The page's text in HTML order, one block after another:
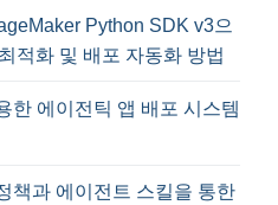
Python SDK v3으
적화 및 배포 자동화 방법
한 에이전틱 앱 배포 시스템
책과 에이전트 스킬을 통한